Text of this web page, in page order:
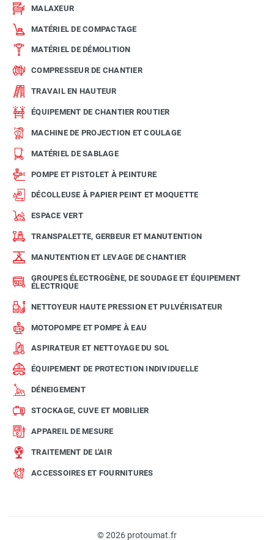
MALAXEUR
MATÉRIEL DE COMPACTAGE
MATÉRIEL DE DÉMOLITION
COMPRESSEUR DE CHANTIER
TRAVAIL EN HAUTEUR
ÉQUIPEMENT DE CHANTIER ROUTIER
MACHINE DE PROJECTION ET COULAGE
MATÉRIEL DE SABLAGE
POMPE ET PISTOLET À PEINTURE
DÉCOLLEUSE À PAPIER PEINT ET MOQUETTE
ESPACE VERT
TRANSPALETTE, GERBEUR ET MANUTENTION
MANUTENTION ET LEVAGE DE CHANTIER
GROUPES ÉLECTROGÈNE, DE SOUDAGE ET ÉQUIPEMENT
ÉLECTRIQUE
NETTOYEUR HAUTE PRESSION ET PULVÉRISATEUR
MOTOPOMPE ET POMPE À EAU
ASPIRATEUR ET NETTOYAGE DU SOL
ÉQUIPEMENT DE PROTECTION INDIVIDUELLE
DÉNEIGEMENT
STOCKAGE, CUVE ET MOBILIER
APPAREIL DE MESURE
TRAITEMENT DE L'AIR
ACCESSOIRES ET FOURNITURES
© 2026 protoumat.fr